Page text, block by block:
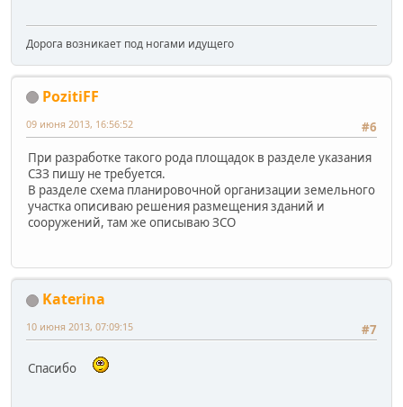
Дорога возникает под ногами идущего
PozitiFF
#6
09 июня 2013, 16:56:52
При разработке такого рода площадок в разделе указания
СЗЗ пишу не требуется.
В разделе схема планировочной организации земельного
участка описиваю решения размещения зданий и
сооружений, там же описываю ЗСО
Katerina
#7
10 июня 2013, 07:09:15
Спасибо